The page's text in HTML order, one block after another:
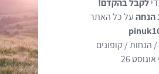
לקבל בהקדם!
על כל האתר
הנחות / קופונים
26